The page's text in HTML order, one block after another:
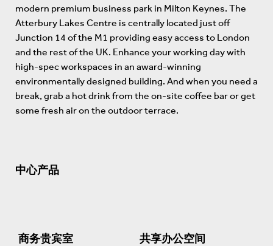
modern premium business park in Milton Keynes. The
Atterbury Lakes Centre is centrally located just off
Junction 14 of the M1 providing easy access to London
and the rest of the UK. Enhance your working day with
high-spec workspaces in an award-winning
environmentally designed building. And when you need a
break, grab a hot drink from the on-site coffee bar or get
some fresh air on the outdoor terrace.
中心产品
商务贵宾室 共享办公空间